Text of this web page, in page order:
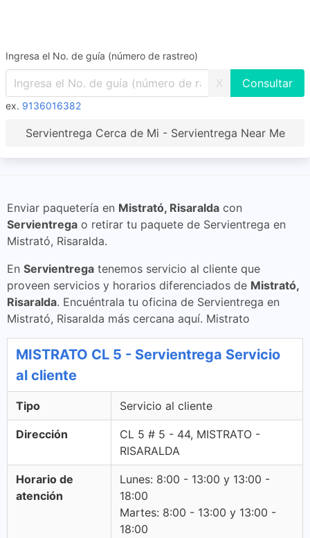
Ingresa el No. de guía (número de rastreo)
X
ex. 9136016382
Servientrega Cerca de Mi - Servientrega Near Me
Enviar paquetería en Mistrató, Risaralda con
Servientrega o retirar tu paquete de Servientrega en
Mistrató, Risaralda.
En Servientrega tenemos servicio al cliente que
proveen servicios y horarios diferenciados de Mistrató,
Risaralda. Encuéntrala tu oficina de Servientrega en
Mistrató, Risaralda más cercana aquí. Mistrato
MISTRATO CL 5 - Servientrega Servicio
al cliente
Tipo Servicio al cliente
Dirección
CL 5 # 5 - 44, MISTRATO -
RISARALDA
Horario de
atención
Lunes: 8:00 - 13:00 y 13:00 -
18:00
Martes: 8:00 - 13:00 y 13:00 -
18:00